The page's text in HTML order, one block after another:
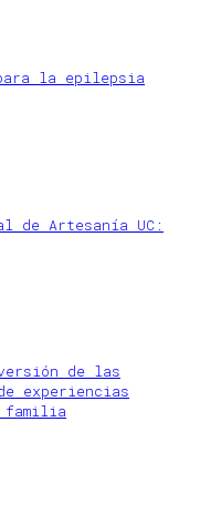
la epilepsia
de Artesanía UC:
de las
experiencias
familia